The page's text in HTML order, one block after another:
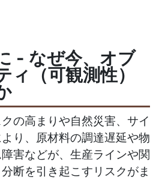
- なぜ今、オブ
ィ（可観測性）
の高まりや自然災害、サイ
り、原材料の調達遅延や物
害などが、生産ラインや関
断を引き起こすリスクがま